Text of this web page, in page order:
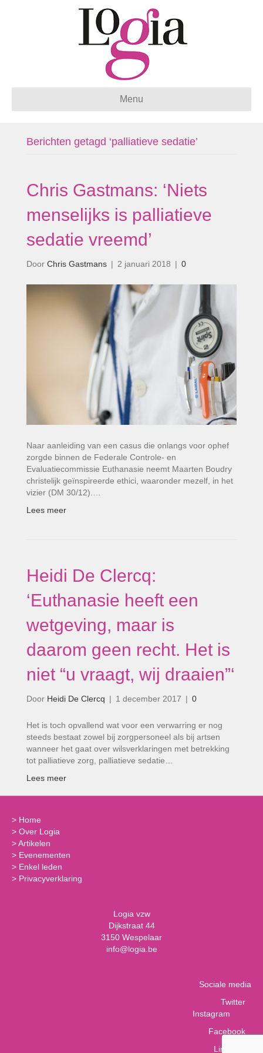
Menu
Berichten getagd ‘palliatieve sedatie’
Chris Gastmans: ‘Niets
menselijks is palliatieve
sedatie vreemd’
Door Chris Gastmans | 2 januari 2018 | 0
Naar aanleiding van een casus die onlangs voor ophef
zorgde binnen de Federale Controle- en
Evaluatiecommissie Euthanasie neemt Maarten Boudry
christelijk geïnspireerde ethici, waaronder mezelf, in het
vizier (DM 30/12).…
Lees meer
Heidi De Clercq:
‘Euthanasie heeft een
wetgeving, maar is
daarom geen recht. Het is
niet “u vraagt, wij draaien”‘
Door Heidi De Clercq | 1 december 2017 | 0
Het is toch opvallend wat voor een verwarring er nog
steeds bestaat zowel bij zorgpersoneel als bij artsen
wanneer het gaat over wilsverklaringen met betrekking
tot palliatieve zorg, palliatieve sedatie…
Lees meer
> Home
> Over Logia
>Artikelen
> Evenementen
> Enkel leden
> Privacyverklaring
Logia vzw
Dijkstraat 44
3150 Wespelaar
info@logia.be
Sociale media
Twitter
Instagram
Facebook
LinkedIn